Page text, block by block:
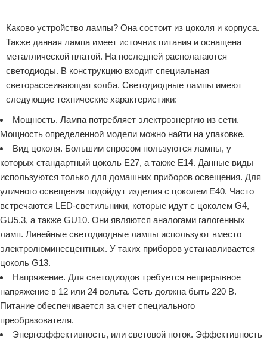
Каково устройство лампы? Она состоит из цоколя и корпуса.
Также данная лампа имеет источник питания и оснащена
металлической платой. На последней располагаются
светодиоды. В конструкцию входит специальная
светорассеивающая колба. Светодиодные лампы имеют
следующие технические характеристики:
Мощность. Лампа потребляет электроэнергию из сети.
Мощность определенной модели можно найти на упаковке.
Вид цоколя. Большим спросом пользуются лампы, у
которых стандартный цоколь Е27, а также Е14. Данные виды
используются только для домашних приборов освещения. Для
уличного освещения подойдут изделия с цоколем Е40. Часто
встречаются LED-светильники, которые идут с цоколем G4,
GU5.3, а также GU10. Они являются аналогами галогенных
ламп. Линейные светодиодные лампы используют вместо
электролюминесцентных. У таких приборов устанавливается
цоколь G13.
Напряжение. Для светодиодов требуется непрерывное
напряжение в 12 или 24 вольта. Сеть должна быть 220 В.
Питание обеспечивается за счет специального
преобразователя.
Энергоэффективность, или световой поток. Эффективность